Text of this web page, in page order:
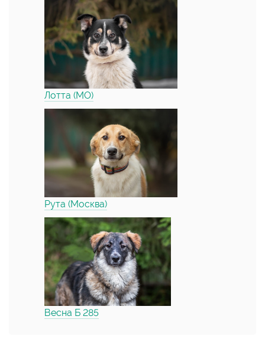
Лотта (МО)
Рута (Москва)
Весна Б 285